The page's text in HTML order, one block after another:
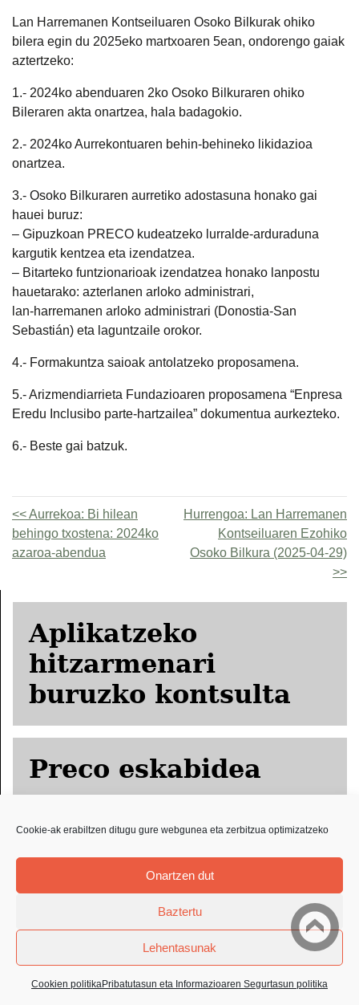
Cookie-ak erabiltzen ditugu gure webgunea eta zerbitzua optimizatzeko
Onartzen dut
Baztertu
Lehentasunak
Cookien politikaPribatutasun eta Informazioaren Segurtasun politika
Lan Harremanen Kontseiluaren Osoko Bilkurak ohiko
bilera egin du 2025eko martxoaren 5ean, ondorengo gaiak
aztertzeko:
1.- 2024ko abenduaren 2ko Osoko Bilkuraren ohiko
Bileraren akta onartzea, hala badagokio.
2.- 2024ko Aurrekontuaren behin-behineko likidazioa
onartzea.
3.- Osoko Bilkuraren aurretiko adostasuna honako gai
hauei buruz:
– Gipuzkoan PRECO kudeatzeko lurralde-arduraduna
kargutik kentzea eta izendatzea.
– Bitarteko funtzionarioak izendatzea honako lanpostu
hauetarako: azterlanen arloko administrari,
lan-harremanen arloko administrari (Donostia-San
Sebastián) eta laguntzaile orokor.
4.- Formakuntza saioak antolatzeko proposamena.
5.- Arizmendiarrieta Fundazioaren proposamena “Enpresa
Eredu Inclusibo parte-hartzailea” dokumentua aurkezteko.
6.- Beste gai batzuk.
Aurrekoa: Bi hilean
behingo txostena: 2024ko
azaroa-abendua
Hurrengoa: Lan Harremanen
Kontseiluaren Ezohiko
Osoko Bilkura (2025-04-29)
Aplikatzeko
hitzarmenari
buruzko kontsulta
Preco eskabidea
ORPRICCE
eskabidea
LEGE OHARRA
PRIBATUTASUN ETA INFORMAZIOAREN